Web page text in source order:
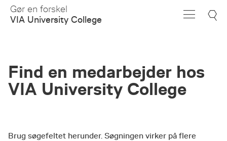
Skip
Main
Gør en forskel
VIA University College
Find en medarbejder hos
VIA University College
Brug søgefeltet herunder. Søgningen virker på flere